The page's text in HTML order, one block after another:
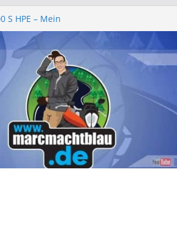
S HPE – Mein
rundum
in Zell, gell?!“
und MP3
Beverly